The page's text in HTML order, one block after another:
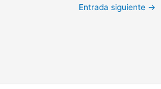
Entrada siguiente →